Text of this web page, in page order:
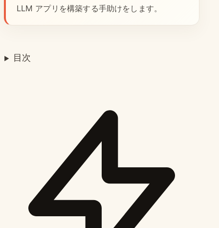
LLM アプリを構築する手助けをします。
目次